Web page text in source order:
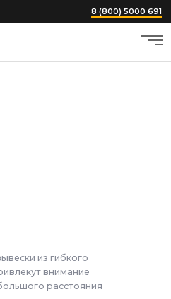
8 (800) 5000 691
из гибкого
внимание
расстояния